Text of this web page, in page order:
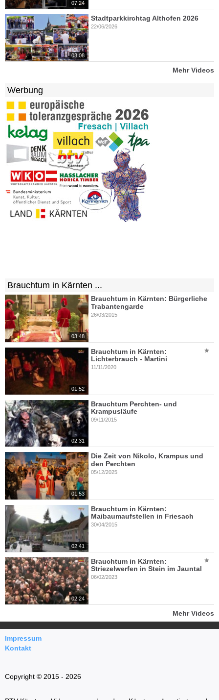
07:24
03:08
Stadtparkkirchtag Althofen 2026
22/06/2026
Mehr Videos
Werbung
Brauchtum in Kärnten ...
03:48
Brauchtum in Kärnten: Bürgerliche
Trabantengarde
26/03/2015
01:52
Brauchtum in Kärnten:
Lichterbrauch - Martini
11/11/2020
02:31
Brauchtum Perchten- und
Krampusläufe
09/11/2015
01:53
Die Zeit von Nikolo, Krampus und
den Perchten
05/12/2025
02:41
Brauchtum in Kärnten:
Maibaumaufstellen in Friesach
30/04/2015
02:24
Brauchtum in Kärnten:
Striezelwerfen in Stein im Jauntal
06/02/2023
Mehr Videos
Impressum
Kontakt
Copyright © 2015 - 2026